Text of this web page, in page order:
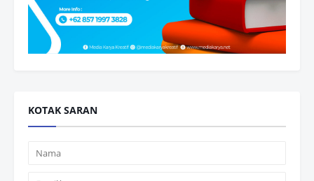
KOTAK SARAN